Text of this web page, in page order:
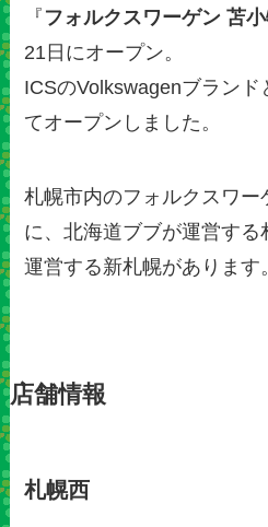
『 フォルクスワーゲン 苫
21日にオープン。
ICSのVolkswagenブランド
てオープンしました。
札幌市内のフォルクスワ
に、北海道ブブが運営す
運営する新札幌があります
店舗情報
札幌西